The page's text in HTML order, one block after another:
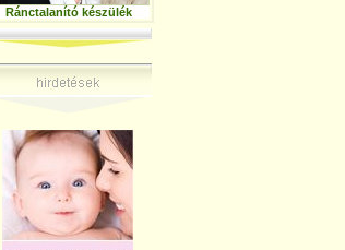
Ránctalanító készülék